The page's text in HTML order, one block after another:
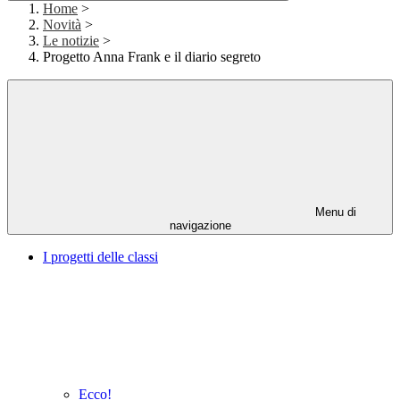
Home >
Novità >
Le notizie >
Progetto Anna Frank e il diario segreto
Menu di
navigazione
I progetti delle classi
Ecco!